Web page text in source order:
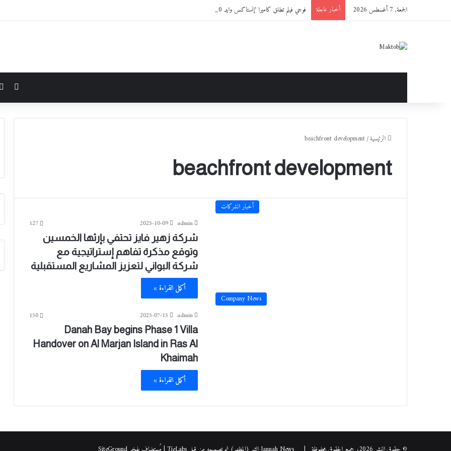
الجمعة, 7 أغسطس 2026 أخبار عاجلة فوجي فيلم تطلق كاميرا ‘إنستاكس وايد 400™’ باللون الجديد ‘JET BLACK’
الرئيسية/
beachfront development
beachfront development
أخبار الشركات
admin
2025-10-09
127
شركة زهير فايز تحتفي بإرثها الخمسين
وتوقع مذكرة تفاهم إستراتيجية مع
شركة البواني لتعزيز المشاريع المستقبلية
أكمل القراءة »
Company News
admin
2025-07-15
150
Danah Bay begins Phase 1 Villa
Handover on Al Marjan Island in Ras Al
Khaimah
أكمل القراءة »